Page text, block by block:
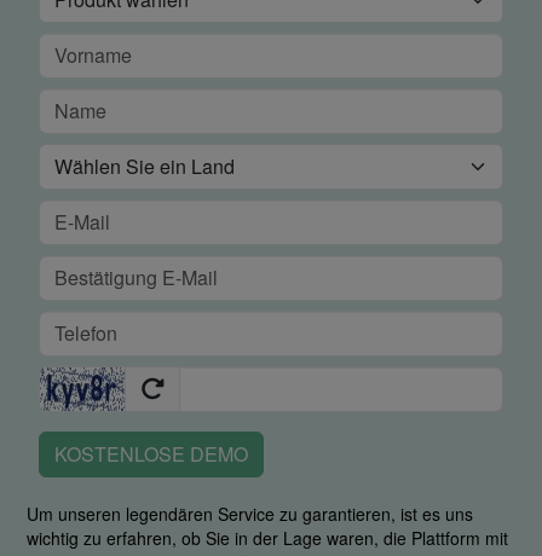
KOSTENLOSE DEMO
Um unseren legendären Service zu garantieren, ist es uns
wichtig zu erfahren, ob Sie in der Lage waren, die Plattform mit